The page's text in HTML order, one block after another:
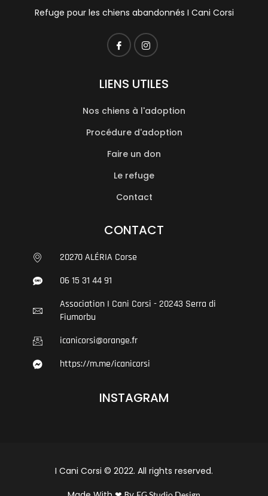
Refuge pour les chiens abandonnés I Cani Corsi
LIENS UTILES
Nos chiens à l'adoption
Procédure d'adoption
Faire un don
Le refuge
Contact
CONTACT
20270 ALÉRIA Corse
06 15 31 44 91
Association I Cani Corsi - 20243 Serra di
Fiumorbu
icanicorsi@orange.fr
https://m.me/icanicorsi
INSTAGRAM
I Cani Corsi © 2022. All rights reserved.